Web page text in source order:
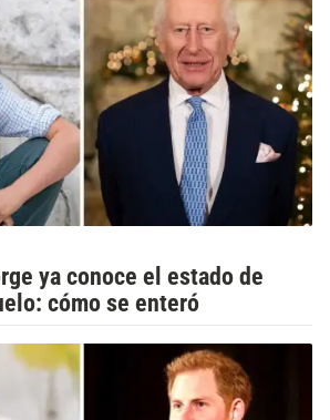
ya conoce el estado de
cómo se enteró